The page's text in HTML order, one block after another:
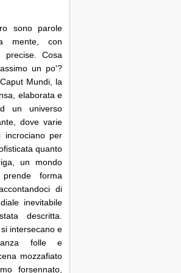
sono parole
mente, con
precise. Cosa
un po'?
Mundi, la
elaborata e
un universo
dove varie
incrociano per
quanto
un mondo
forma
di
inevitabile
descritta.
intersecano e
folle e
mozzafiato
forsennato,